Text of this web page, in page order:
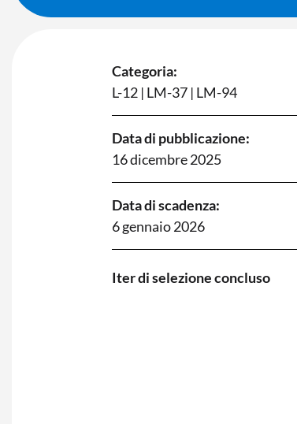
Categoria:
L-12 | LM-37 | LM-94
Data di pubblicazione:
16 dicembre 2025
Data di scadenza:
6 gennaio 2026
Iter di selezione concluso